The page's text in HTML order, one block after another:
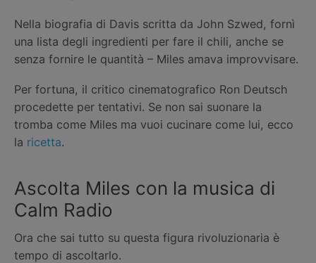
Nella biografia di Davis scritta da John Szwed, fornì
una lista degli ingredienti per fare il chili, anche se
senza fornire le quantità – Miles amava improvvisare.
Per fortuna, il critico cinematografico Ron Deutsch
procedette per tentativi. Se non sai suonare la
tromba come Miles ma vuoi cucinare come lui, ecco
la ricetta.
Ascolta Miles con la musica di
Calm Radio
Ora che sai tutto su questa figura rivoluzionaria è
tempo di ascoltarlo.